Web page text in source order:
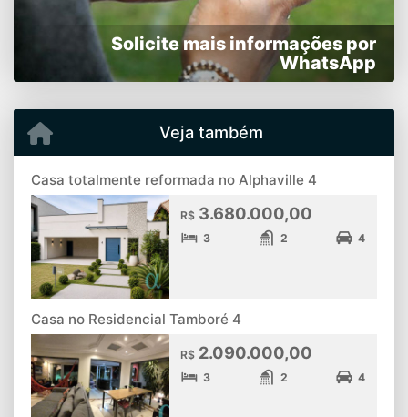
Solicite mais informações por
WhatsApp
Veja também
Casa totalmente reformada no Alphaville 4
R$ 3.680.000,00
3 2 4
Casa no Residencial Tamboré 4
R$ 2.090.000,00
3 2 4